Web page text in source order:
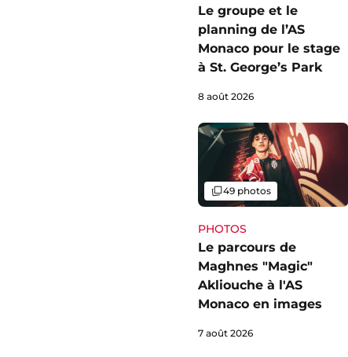
Le groupe et le
planning de l’AS
Monaco pour le stage
à St. George’s Park
8 août 2026
PHOTOS
Le parcours de
Maghnes "Magic"
Akliouche à l'AS
Monaco en images
Galerie
49 photos
7 août 2026